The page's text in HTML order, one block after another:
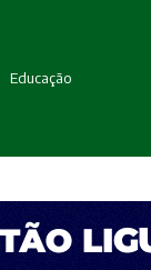
Educação